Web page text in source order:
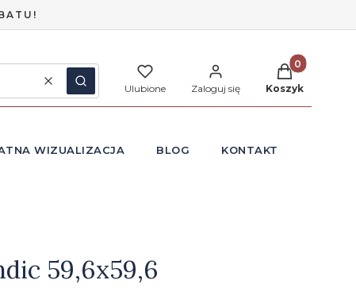
WyczyśćSzukaj Ulubione Zaloguj się
Produkty w
Koszyk
WIZUALIZACJA BLOG KONTAKT
59,6x59,6